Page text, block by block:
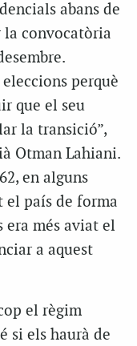
abans de
la convocatòria
perquè
que el seu
la transició”,
Otman Lahiani.
en alguns
el país de forma
era més aviat el
a aquest
el règim
si els haurà de